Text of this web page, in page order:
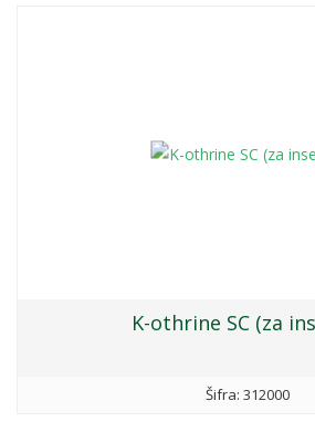
K-othrine SC (za
Šifra: 312000